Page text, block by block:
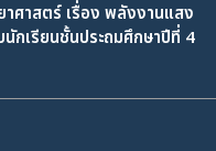
ศาสตร์ เรื่อง พลังงานแสง
นักเรียนชั้นประถมศึกษาปีที่ 4